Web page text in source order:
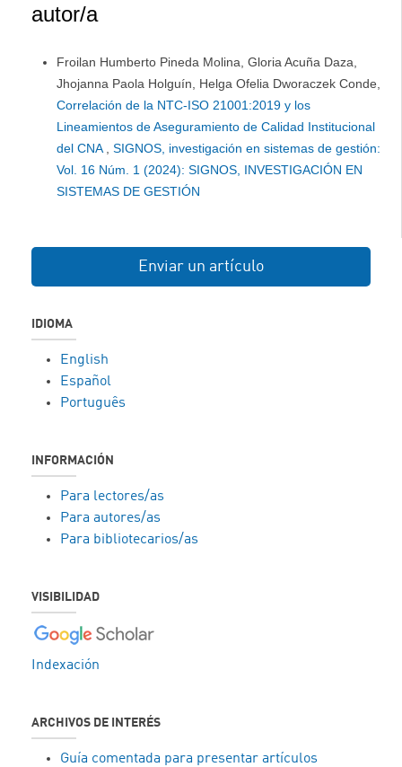
autor/a
Froilan Humberto Pineda Molina, Gloria Acuña Daza,
Jhojanna Paola Holguín, Helga Ofelia Dworaczek Conde,
Correlación de la NTC-ISO 21001:2019 y los
Lineamientos de Aseguramiento de Calidad Institucional
del CNA
SIGNOS, investigación en sistemas de gestión:
Vol. 16 Núm. 1 (2024): SIGNOS, INVESTIGACIÓN EN
SISTEMAS DE GESTIÓN
Enviar un artículo
IDIOMA
English
Español
Português
INFORMACIÓN
Para lectores/as
Para autores/as
Para bibliotecarios/as
VISIBILIDAD
Indexación
ARCHIVOS DE INTERÉS
Guía comentada para presentar artículos